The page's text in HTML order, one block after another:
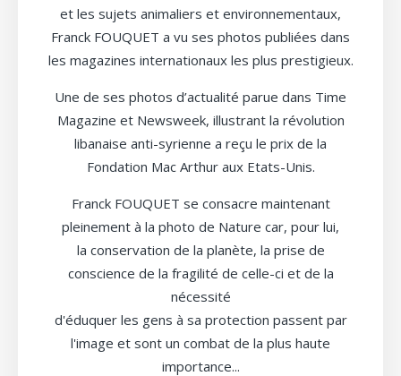
et les sujets animaliers et environnementaux,
Franck FOUQUET a vu ses photos publiées dans
les magazines internationaux les plus prestigieux.
Une de ses photos d’actualité parue dans Time
Magazine et Newsweek, illustrant la révolution
libanaise anti-syrienne a reçu le prix de la
Fondation Mac Arthur aux Etats-Unis.
Franck FOUQUET se consacre maintenant
pleinement à la photo de Nature car, pour lui,
la conservation de la planète, la prise de
conscience de la fragilité de celle-ci et de la
nécessité
d'éduquer les gens à sa protection passent par
l'image et sont un combat de la plus haute
importance...